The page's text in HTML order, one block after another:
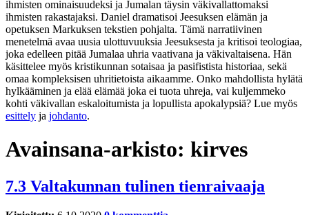
ihmisten ominaisuudeksi ja Jumalan täysin väkivallattomaksi
ihmisten rakastajaksi. Daniel dramatisoi Jeesuksen elämän ja
opetuksen Markuksen tekstien pohjalta. Tämä narratiivinen
menetelmä avaa uusia ulottuvuuksia Jeesuksesta ja kritisoi teologiaa,
joka edelleen pitää Jumalaa uhria vaativana ja väkivaltaisena. Hän
käsittelee myös kristikunnan sotaisaa ja pasifistista historiaa, sekä
omaa kompleksisen uhritietoista aikaamme. Onko mahdollista hylätä
hylkääminen ja elää elämää joka ei tuota uhreja, vai kuljemmeko
kohti väkivallan eskaloitumista ja lopullista apokalypsiä? Lue myös
esittely ja johdanto.
Avainsana-arkisto: kirves
7.3 Valtakunnan tulinen tienraivaaja